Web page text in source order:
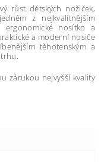
růst dětských nožiček,
z nejkvalitnějším
nosítko a
a moderní nosiče
těhotenským a
zárukou nejvyšší kvality